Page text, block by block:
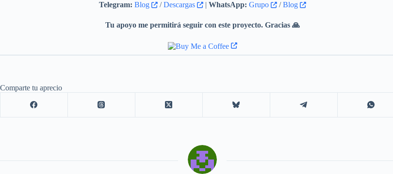
Telegram: Blog /Descargas | WhatsApp: Grupo /Blog
Tu apoyo me permitirá seguir con este proyecto. Gracias 🙏
Comparte tu aprecio